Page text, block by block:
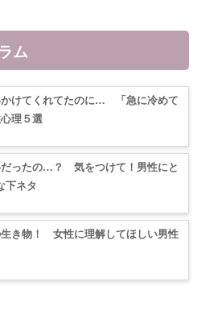
ム
かけてくれてたのに… 「急に冷めて
理５選
だったの…？ 気をつけて！男性にと
下ネタ
き物！ 女性に理解してほしい男性